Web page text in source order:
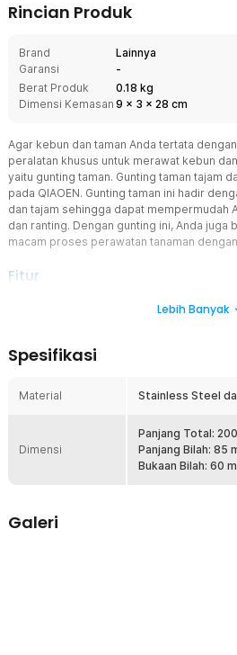
Rincian Produk
Brand
Lainnya
Garansi
-
Berat Produk
0.18 kg
Dimensi Kemasan 9 x 3 x 28 cm
Agar kebun dan taman Anda tertata
peralatan khusus untuk merawat kebun
yaitu gunting taman. Gunting taman tajam
pada QIAOEN. Gunting taman ini hadir
dan tajam sehingga dapat mempermudah
dan ranting. Dengan gunting ini, Anda juga
macam proses perawatan tanaman
Fitur
Gunting Khusus Tanaman
memudahkan Anda untuk memotong
dahan dan daun dengan lebih mudah.
Mata pisau dari gunting ini terbuat dari
tajam dan keras sehingga dapat
sangat mudah. Bagian handle dilapisi
Gagang dari gunting ini memiliki bentuk
Lebih Banyak
Spesifikasi
Material Stainless Steel
Dimensi
Panjang Total:
Panjang Bilah: 85
Bukaan Bilah: 60
Galeri